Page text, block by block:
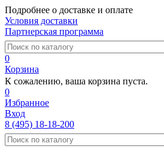
Подробнее о доставке и оплате
Условия доставки
Партнерская программа
0
Корзина
К сожалению, ваша корзина пуста.
0
Избранное
Вход
8 (495) 18-18-200